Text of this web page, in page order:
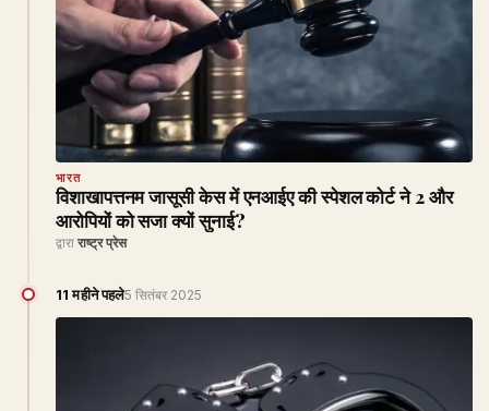
भारत
विशाखापत्तनम जासूसी केस में एनआईए की स्‍पेशल कोर्ट ने 2 और
आरोपियों को सजा क्यों सुनाई?
द्वारा राष्ट्र प्रेस
11 महीने पहले5 सितंबर 2025